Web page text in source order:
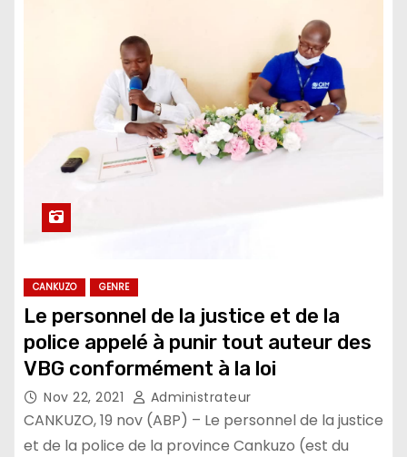
CANKUZO GENRE
Le personnel de la justice et de la
police appelé à punir tout auteur des
VBG conformément à la loi
Nov 22, 2021 Administrateur
CANKUZO, 19 nov (ABP) – Le personnel de la justice
et de la police de la province Cankuzo (est du